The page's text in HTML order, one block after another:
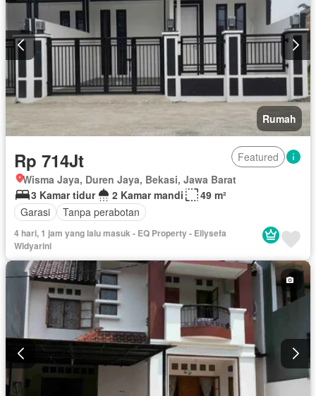
Rumah
Rp 714Jt
Featured
Wisma Jaya, Duren Jaya, Bekasi, Jawa Barat
3 Kamar tidur
2 Kamar mandi
49 m²
Garasi
Tanpa perabotan
4 hari, 1 jam yang lalu masuk - EQ Property - Ellysefa
Widyarini